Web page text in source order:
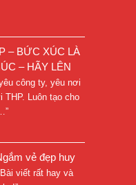
– BỨC XÚC LÀ
– HÃY LÊN
công ty, yêu nơi
THP. Luôn tạo cho
”
vẻ đẹp huy
Bài viết rất hay và